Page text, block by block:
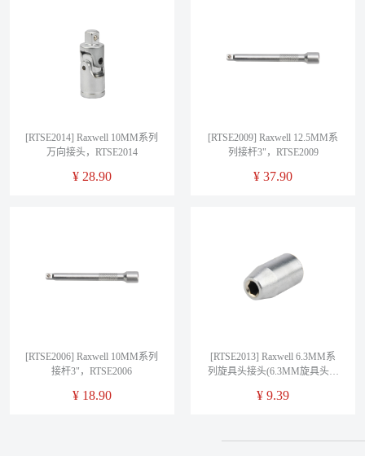
[RTSE2014] Raxwell 10MM系列
万向接头，RTSE2014
¥ 28.90
[RTSE2009] Raxwell 12.5MM系
列接杆3"，RTSE2009
¥37.90
[RTSE2006] Raxwell 10MM系列
接杆3"，RTSE2006
¥ 18.90
[RTSE2013] Raxwell 6.3MM系
列旋具头接头(6.3MM旋具头插
¥9.39